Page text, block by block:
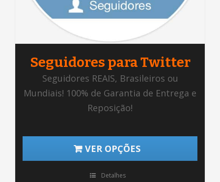
Seguidores para Twitter
Seguidores REAIS, Brasileiros ou
Mundiais! 100% de Garantia de Entrega e
Reposição!
VER OPÇÕES
Detalhes